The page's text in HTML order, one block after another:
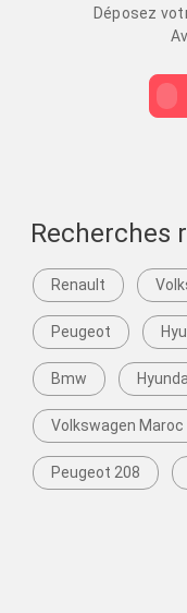
Déposez
Recherches
Renault
Peugeot
Bmw
Volkswagen Maroc
Peugeot 208